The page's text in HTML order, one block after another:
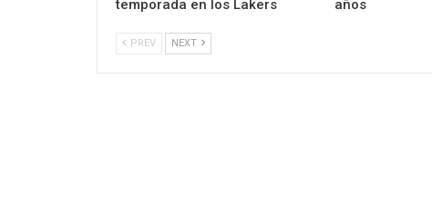
temporada en los Lakers
años
PREV NEXT